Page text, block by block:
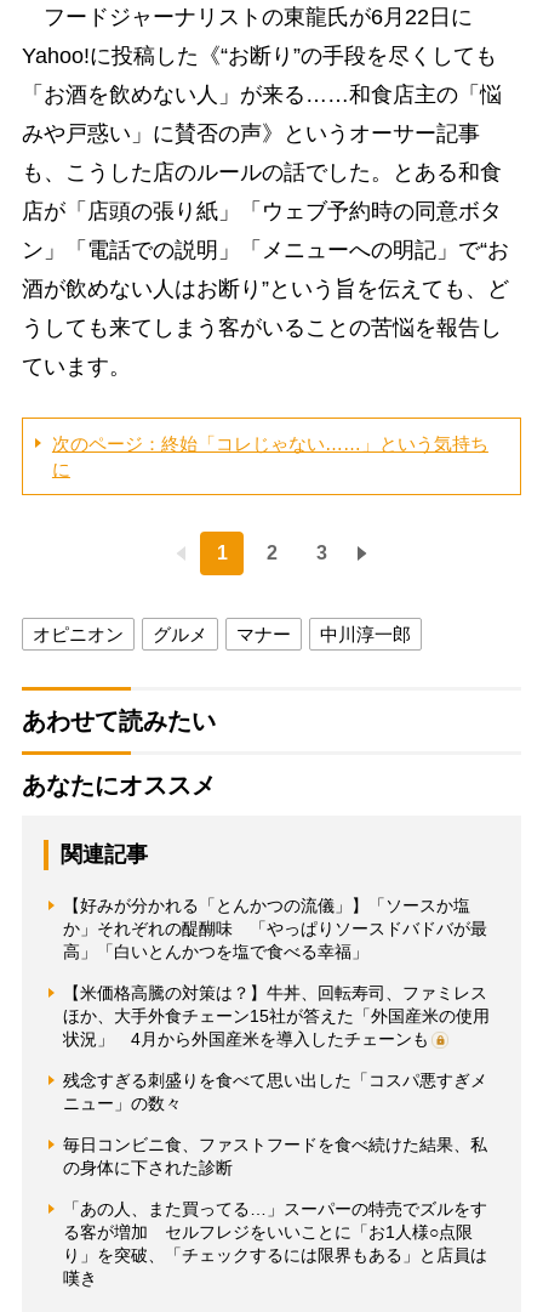
フードジャーナリストの東龍氏が6月22日に
Yahoo!に投稿した《“お断り”の手段を尽くしても
「お酒を飲めない人」が来る……和食店主の「悩
みや戸惑い」に賛否の声》というオーサー記事
も、こうした店のルールの話でした。とある和食
店が「店頭の張り紙」「ウェブ予約時の同意ボタ
ン」「電話での説明」「メニューへの明記」で“お
酒が飲めない人はお断り”という旨を伝えても、ど
うしても来てしまう客がいることの苦悩を報告し
ています。
次のページ：終始「コレじゃない……」という気持ち
に
1 2 3
オピニオン グルメ マナー 中川淳一郎
あわせて読みたい
あなたにオススメ
関連記事
【好みが分かれる「とんかつの流儀」】「ソースか塩
か」それぞれの醍醐味 「やっぱりソースドバドバが最
高」「白いとんかつを塩で食べる幸福」
【米価格高騰の対策は？】牛丼、回転寿司、ファミレス
ほか、大手外食チェーン15社が答えた「外国産米の使用
状況」 4月から外国産米を導入したチェーンも
残念すぎる刺盛りを食べて思い出した「コスパ悪すぎメ
ニュー」の数々
毎日コンビニ食、ファストフードを食べ続けた結果、私
の身体に下された診断
「あの人、また買ってる…」スーパーの特売でズルをす
る客が増加 セルフレジをいいことに「お1人様○点限
り」を突破、「チェックするには限界もある」と店員は
嘆き